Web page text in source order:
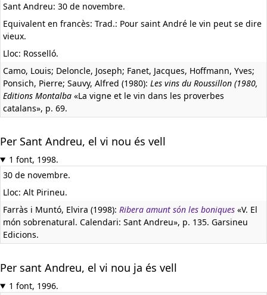
Sant Andreu: 30 de novembre.
Equivalent en francès: Trad.: Pour saint André le vin peut se dire
vieux.
Lloc: Rosselló.
Camo, Louis; Deloncle, Joseph; Fanet, Jacques, Hoffmann, Yves;
Ponsich, Pierre; Sauvy, Alfred (1980): Les vins du Roussillon (1980,
Editions Montalba «La vigne et le vin dans les proverbes
catalans», p. 69.
Per Sant Andreu, el vi nou és vell
1 font, 1998.
30 de novembre.
Lloc: Alt Pirineu.
Farràs i Muntó, Elvira (1998): Ribera amunt són les boniques «V. El
món sobrenatural. Calendari: Sant Andreu», p. 135. Garsineu
Edicions.
Per sant Andreu, el vi nou ja és vell
1 font, 1996.